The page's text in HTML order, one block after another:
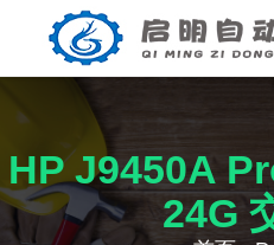
HP J9450A
24G